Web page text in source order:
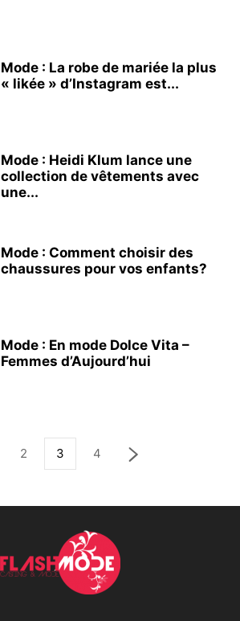
Mode : La robe de mariée la plus
« likée » d’Instagram est...
Mode : Heidi Klum lance une
collection de vêtements avec
une...
Mode : Comment choisir des
chaussures pour vos enfants?
Mode : En mode Dolce Vita –
Femmes d’Aujourd’hui
2 3 4